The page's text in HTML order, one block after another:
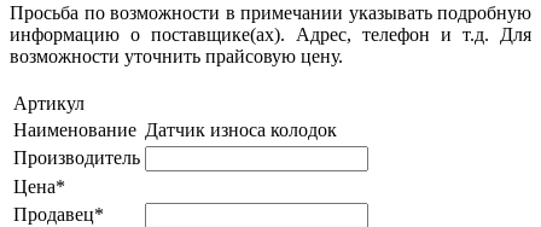
Просьба по возможности в примечании указывать подробную
информацию о поставщике(ах). Адрес, телефон и т.д. Для
возможности уточнить прайсовую цену.
Артикул
Наименование Датчик износа колодок
Производитель
Цена*
Продавец*